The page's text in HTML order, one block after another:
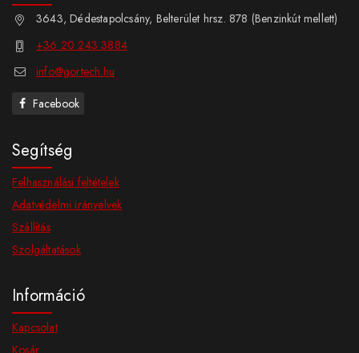
3643, Dédestapolcsány, Belterület hrsz. 878 (Benzinkút mellett)
+36 20 243 3884
info@gortech.hu
Facebook
Segítség
Felhasználási feltételek
Adatvédelmi irányelvek
Szállítás
Szolgáltatások
Információ
Kapcsolat